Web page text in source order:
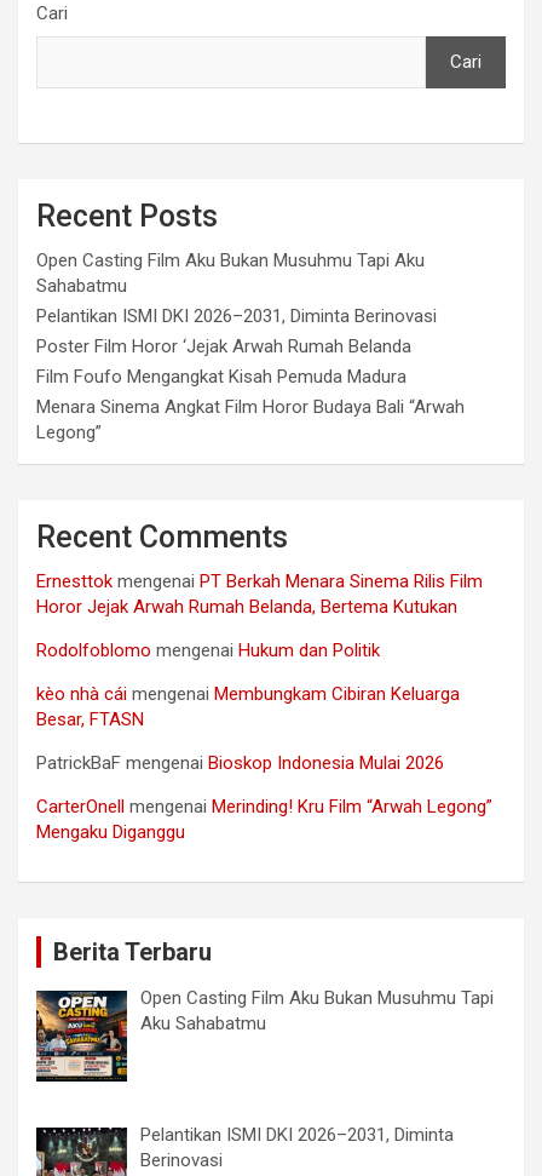
Cari
Cari
Recent Posts
Open Casting Film Aku Bukan Musuhmu Tapi Aku
Sahabatmu
Pelantikan ISMI DKI 2026–2031, Diminta Berinovasi
Poster Film Horor ‘Jejak Arwah Rumah Belanda
Film Foufo Mengangkat Kisah Pemuda Madura
Menara Sinema Angkat Film Horor Budaya Bali “Arwah
Legong”
Recent Comments
Ernesttok mengenai PT Berkah Menara Sinema Rilis Film
Horor Jejak Arwah Rumah Belanda, Bertema Kutukan
Rodolfoblomo mengenai Hukum dan Politik
kèo nhà cái mengenai Membungkam Cibiran Keluarga
Besar, FTASN
PatrickBaF mengenai Bioskop Indonesia Mulai 2026
CarterOnell mengenai Merinding! Kru Film “Arwah Legong”
Mengaku Diganggu
Berita Terbaru
Open Casting Film Aku Bukan Musuhmu Tapi
Aku Sahabatmu
Pelantikan ISMI DKI 2026–2031, Diminta
Berinovasi